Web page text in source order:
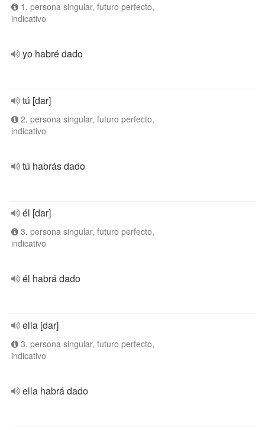
1. persona singular, futuro perfecto,
indicativo
yo habré dado
tú [dar]
2. persona singular, futuro perfecto,
indicativo
tú habrás dado
él [dar]
3. persona singular, futuro perfecto,
indicativo
él habrá dado
ella [dar]
3. persona singular, futuro perfecto,
indicativo
ella habrá dado